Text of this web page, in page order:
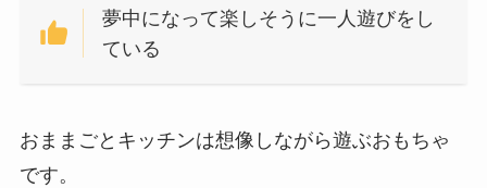
夢中になって楽しそうに一人遊びをし
ている
おままごとキッチンは想像しながら遊ぶおもちゃ
です。